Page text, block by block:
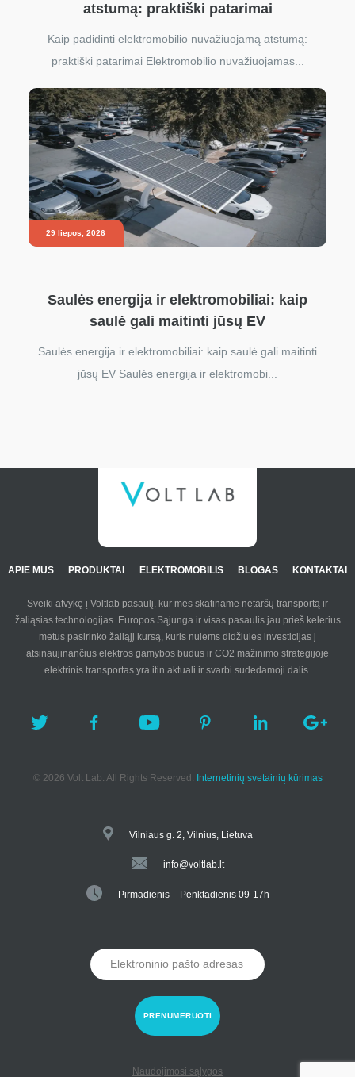
atstumą: praktiški patarimai
Kaip padidinti elektromobilio nuvažiuojamą atstumą:
praktiški patarimai Elektromobilio nuvažiuojamas...
29 liepos, 2026
Saulės energija ir elektromobiliai: kaip
saulė gali maitinti jūsų EV
Saulės energija ir elektromobiliai: kaip saulė gali maitinti
jūsų EV Saulės energija ir elektromobi...
APIE MUS PRODUKTAI ELEKTROMOBILIS BLOGAS KONTAKTAI
Sveiki atvykę į Voltlab pasaulį, kur mes skatiname netaršų transportą ir
žaliąsias technologijas. Europos Sąjunga ir visas pasaulis jau prieš kelerius
metus pasirinko žaliąjį kursą, kuris nulems didžiules investicijas į
atsinaujinančius elektros gamybos būdus ir CO2 mažinimo strategijoje
elektrinis transportas yra itin aktuali ir svarbi sudedamoji dalis.
© 2026 Volt Lab. All Rights Reserved. Internetinių svetainių kūrimas
Vilniaus g. 2, Vilnius, Lietuva
info@voltlab.lt
Pirmadienis – Penktadienis 09-17h
Naudojimosi sąlygos